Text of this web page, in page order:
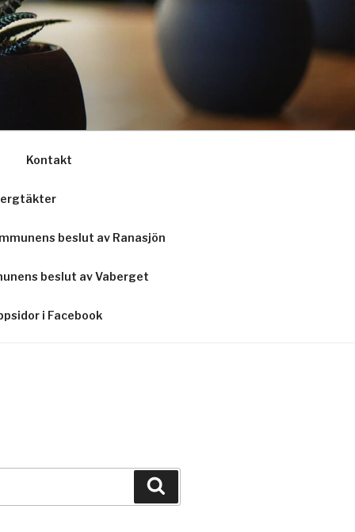
Kontakt
beslut av Ranasjön
beslut av Vaberget
i Facebook